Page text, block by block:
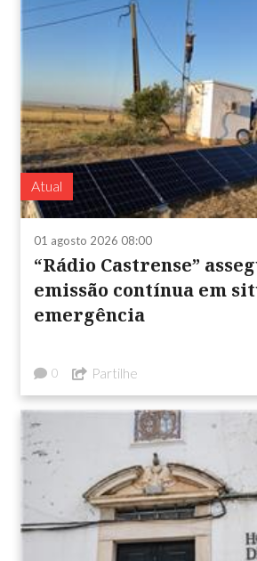
Atual
01 agosto 2026 08:00
“Rádio Castrense”
emissão contínua em situações de
emergência
0 Partilhe